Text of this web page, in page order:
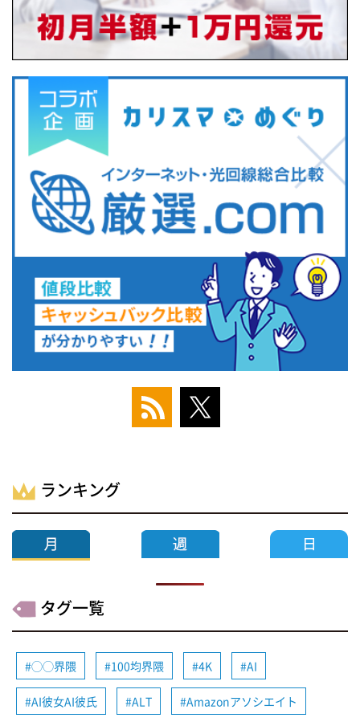
ランキング
タグ一覧
◯◯界隈 100均界隈 4K AI
AI彼女AI彼氏 ALT Amazonアソシエイト